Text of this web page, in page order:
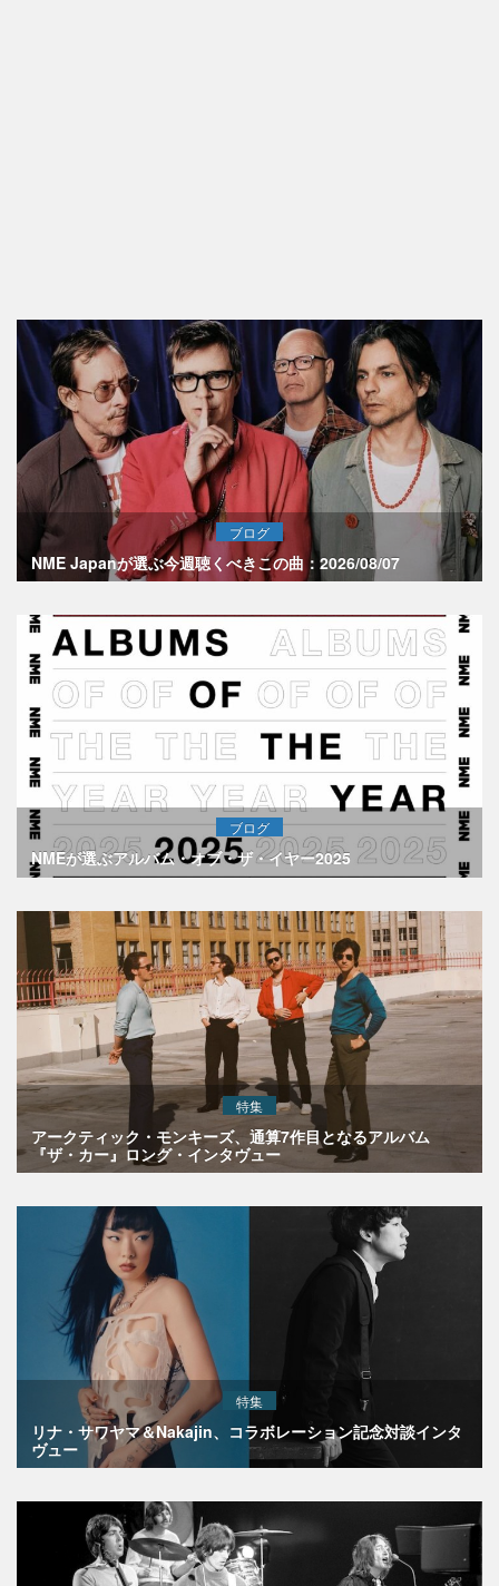
ブログ
NME Japanが選ぶ今週聴くべきこの曲：2026/08/07
ブログ
NMEが選ぶアルバム・オブ・ザ・イヤー2025
特集
アークティック・モンキーズ、通算7作目となるアルバム
『ザ・カー』ロング・インタヴュー
特集
リナ・サワヤマ＆Nakajin、コラボレーション記念対談インタ
ヴュー